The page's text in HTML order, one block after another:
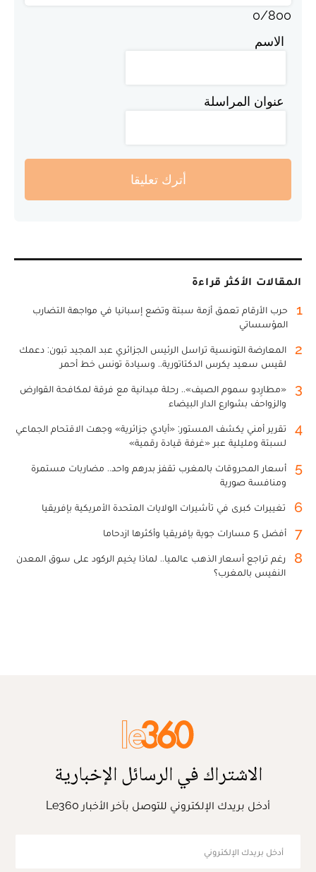
0/800
الاسم
عنوان المراسلة
أترك تعليقا
المقالات الأكثر قراءة
1
حرب الأرقام تعمق أزمة سبتة وتضع إسبانيا في مواجهة التضارب
المؤسساتي
2
المعارضة التونسية تراسل الرئيس الجزائري عبد المجيد تبون: دعمك
لقيس سعيد يكرس الدكتاتورية.. وسيادة تونس خط أحمر
3
«مطارِدو سموم الصيف».. رحلة ميدانية مع فرقة لمكافحة القوارض
والزواحف بشوارع الدار البيضاء
4
تقرير أمني يكشف المستور: «أيادي جزائرية» وجهت الاقتحام الجماعي
لسبتة ومليلية عبر «غرفة قيادة رقمية»
5
أسعار المحروقات بالمغرب تقفز بدرهم واحد.. مضاربات مستمرة
ومنافسة صورية
6 تغييرات كبرى في تأشيرات الولايات المتحدة الأمريكية بإفريقيا
7 أفضل 5 مسارات جوية بإفريقيا وأكثرها ازدحاما
8
رغم تراجع أسعار الذهب عالميا.. لماذا يخيم الركود على سوق المعدن
النفيس بالمغرب؟
الاشتراك في الرسائل الإخبارية
أدخل بريدك الإلكتروني للتوصل بآخر الأخبار Le360